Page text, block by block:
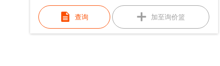
查询 加至询价篮